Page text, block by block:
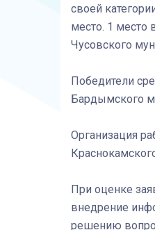
своей
место. 1 место
Чусовского
Победители
Бардымского
Организация
При оценке
внедрение
решению